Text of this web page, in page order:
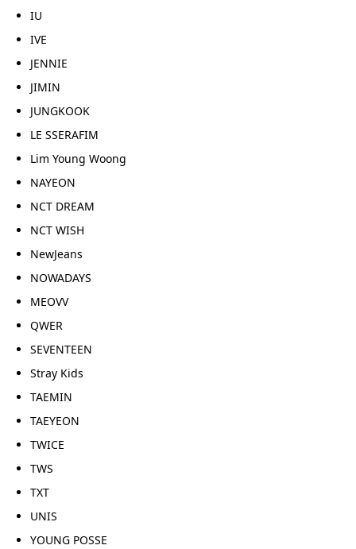
IU
IVE
JENNIE
JIMIN
JUNGKOOK
LE SSERAFIM
Lim Young Woong
NAYEON
NCT DREAM
NCT WISH
NewJeans
NOWADAYS
MEOVV
QWER
SEVENTEEN
Stray Kids
TAEMIN
TAEYEON
TWICE
TWS
TXT
UNIS
YOUNG POSSE